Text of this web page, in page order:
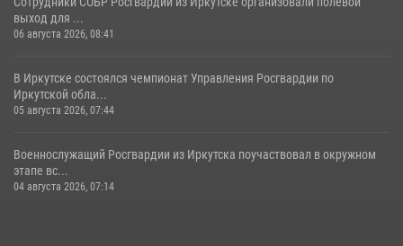
выход для ...
06 августа 2026, 08:41
В Иркутске состоялся чемпионат Управления Росгвардии по
Иркутской обла...
05 августа 2026, 07:44
Военнослужащий Росгвардии из Иркутска поучаствовал в окружном
этапе вс...
04 августа 2026, 07:14